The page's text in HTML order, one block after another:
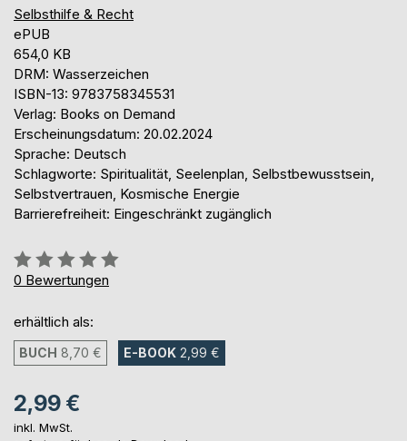
Selbsthilfe & Recht
ePUB
654,0 KB
DRM: Wasserzeichen
ISBN-13: 9783758345531
Verlag: Books on Demand
Erscheinungsdatum: 20.02.2024
Sprache: Deutsch
Schlagworte: Spiritualität, Seelenplan, Selbstbewusstsein,
Selbstvertrauen, Kosmische Energie
Barrierefreiheit: Eingeschränkt zugänglich
Bewertung::
0%
0 Bewertungen
erhältlich als:
BUCH 8,70 € E-BOOK 2,99 €
2,99 €
inkl. MwSt.